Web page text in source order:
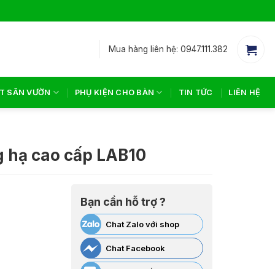
Mua hàng liên hệ: 0947.111.382
SÂN VƯỜN PHỤ KIỆN CHO BÀN TIN TỨC LIÊN HỆ
cao cấp LAB10
Bạn cần hỗ trợ ?
Chat Zalo với shop
Chat Facebook